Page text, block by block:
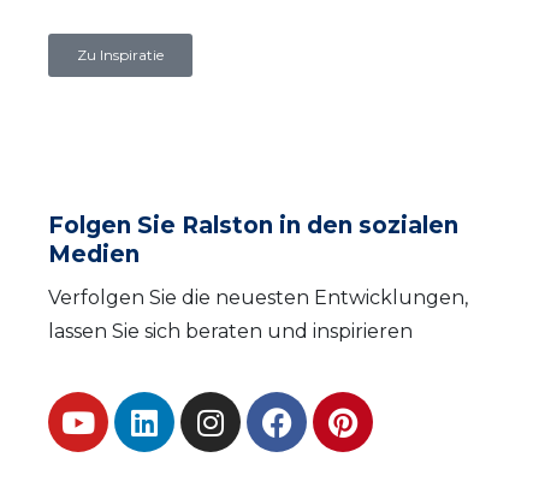
Zu Inspiratie
Folgen Sie Ralston in den sozialen
Medien
Verfolgen Sie die neuesten Entwicklungen,
lassen Sie sich beraten und inspirieren